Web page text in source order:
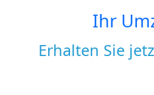
Ihr
Erhalten Sie